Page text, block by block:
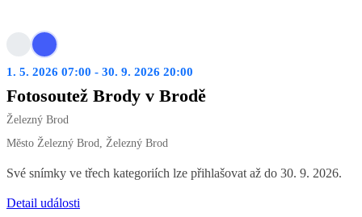
1. 5. 2026 07:00 - 30. 9. 2026 20:00
Fotosoutež Brody v Brodě
Železný Brod
Město Železný Brod, Železný Brod
Své snímky ve třech kategoriích lze přihlašovat až do 30. 9. 2026.
Detail události